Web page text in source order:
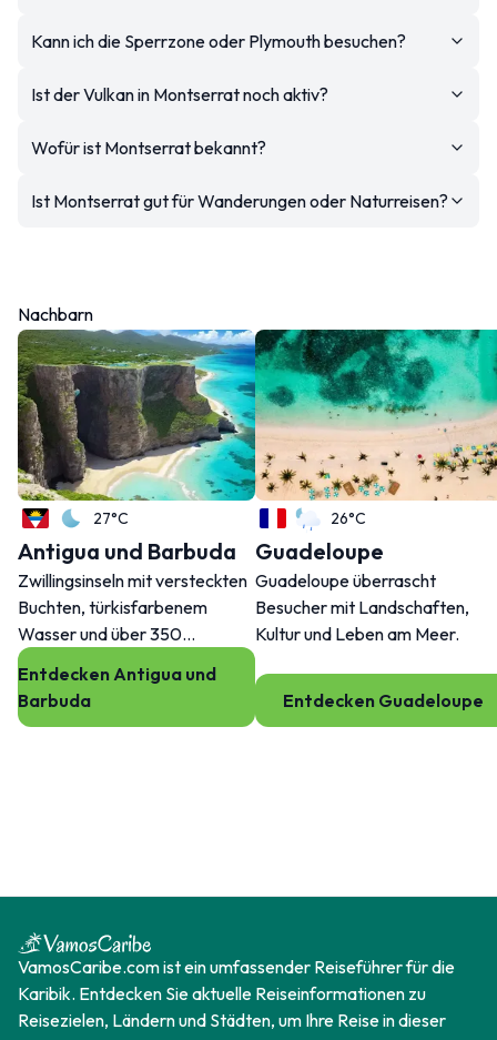
Kann ich die Sperrzone oder Plymouth besuchen?
Ist der Vulkan in Montserrat noch aktiv?
Wofür ist Montserrat bekannt?
Ist Montserrat gut für Wanderungen oder Naturreisen?
Nachbarn
27°C
Antigua und Barbuda
Zwillingsinseln mit versteckten
Buchten, türkisfarbenem
Wasser und über 350
Stränden!
Entdecken Antigua und
Barbuda
26°C
Guadeloupe
Guadeloupe überrascht
Besucher mit Landschaften,
Kultur und Leben am Meer.
Entdecken Guadeloupe
VamosCaribe.com ist ein umfassender Reiseführer für die
Karibik. Entdecken Sie aktuelle Reiseinformationen zu
Reisezielen, Ländern und Städten, um Ihre Reise in dieser